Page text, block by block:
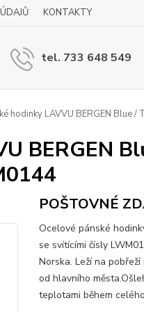
KONTAKTY
tel. 733 648 549
hodinky LAVVU BERGEN Blue
BERGEN
POŠTOVNÉ
Ocelové pánské
se svítícími čísly
Norska. Leží na
od hlavního
teplotami během